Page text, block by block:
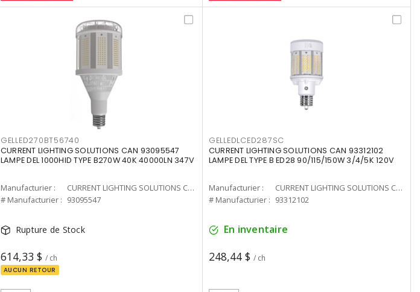
GELLED270BT56740
CURRENT LIGHTING SOLUTIONS CAN 93095547
LAMPE DEL 1000HID TYPE B270W 40K 40000LN 347V
Manufacturier :
CURRENT LIGHTING SOLUTIONS CAN
# Manufacturier : 93095547
Rupture de Stock
614,33 $ / ch
AUCUN RETOUR
GELLEDLCED287SC
CURRENT LIGHTING SOLUTIONS CAN 93312102
LAMPE DEL TYPE B ED28 90/115/150W 3/4/5K 120V
Manufacturier :
CURRENT LIGHTING SOLUTIONS CAN
# Manufacturier : 93312102
En inventaire
248,44 $ / ch